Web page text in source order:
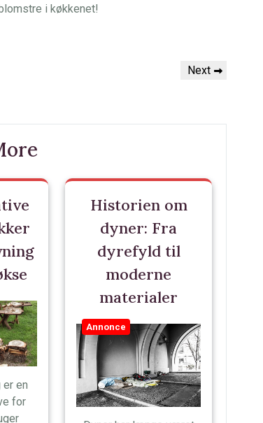
i køkkenet!
Next
Next
en
for
Historien om
dyner: Fra
dyrefyld til
moderne
materialer
Annonce